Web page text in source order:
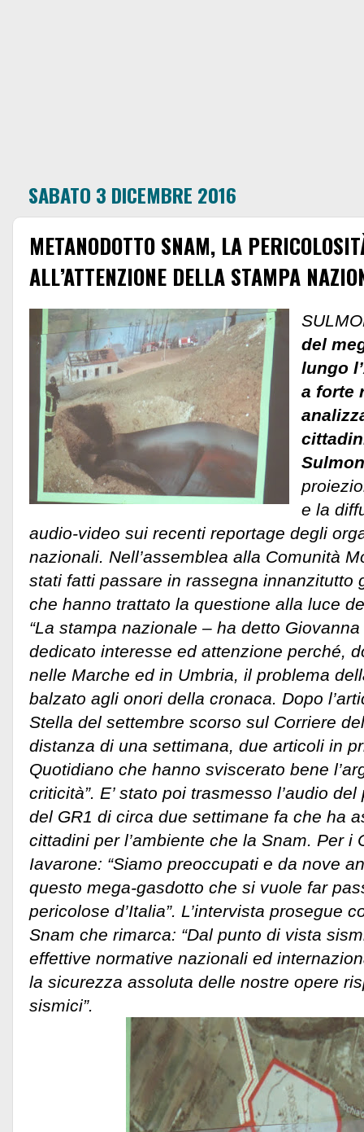
SABATO 3 DICEMBRE 2016
METANODOTTO SNAM, LA
ALL’ATTENZIONE DELLA STAMPA
del
lungo
a forte
e la
audio-video sui recenti reportage degli
nazionali. Nell’assemblea alla Comunità
stati fatti passare in rassegna innanzitutto
che hanno trattato la questione alla luce
“La stampa nazionale – ha detto
dedicato interesse ed attenzione perché,
nelle Marche ed in Umbria, il problema
balzato agli onori della cronaca. Dopo
Stella del settembre scorso sul Corriere
distanza di una settimana, due articoli in
Quotidiano che hanno sviscerato bene
criticità”. E’ stato poi trasmesso l’audio
del GR1 di circa due settimane fa che ha
cittadini per l’ambiente che la Snam. Per i
Iavarone: “Siamo preoccupati e da nove
questo mega-gasdotto che si vuole far
pericolose d’Italia”. L’intervista prosegue
Snam che rimarca: “Dal punto di vista
effettive normative nazionali ed
la sicurezza assoluta delle nostre opere
sismici”.